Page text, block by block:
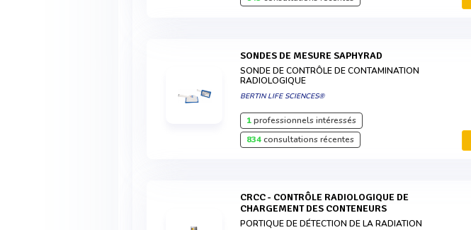
SONDES DE MESURE SAPHYRAD
SONDE DE CONTRÔLE DE CONTAMINATION
RADIOLOGIQUE
BERTIN LIFE SCIENCES®
1professionnels intéressés
834consultations récentes
CRCC - CONTRÔLE RADIOLOGIQUE DE
CHARGEMENT DES CONTENEURS
PORTIQUE DE DÉTECTION DE LA RADIATION